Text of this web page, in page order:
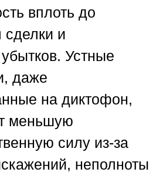
вплоть до
сделки и
Устные
даже
на диктофон,
меньшую
силу из-за
неполноты